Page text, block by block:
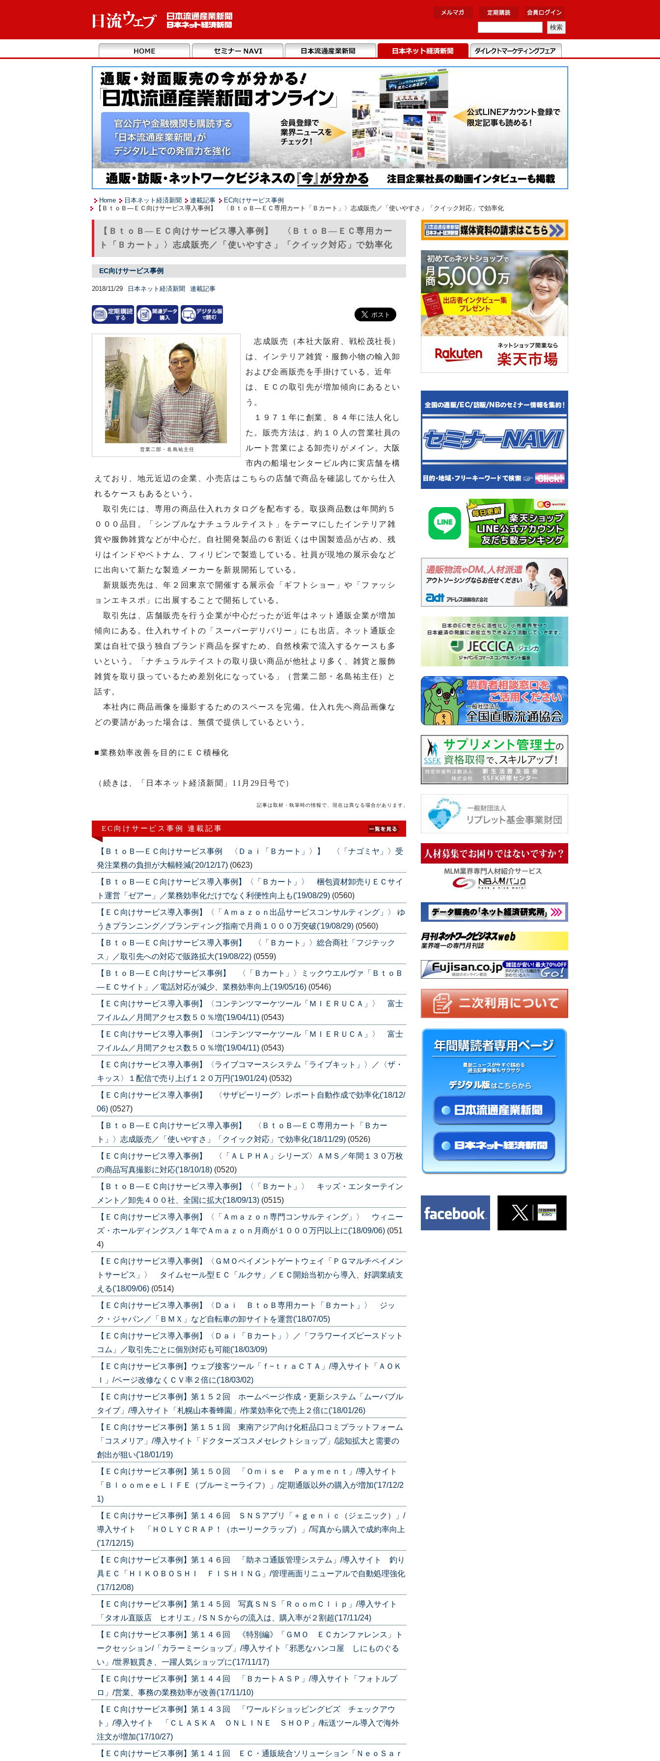
Home 日本ネット経済新聞 連載記事
EC向けサービス事例
【ＢｔｏＢ―ＥＣ向けサービス導入事例】 〈ＢｔｏＢ―ＥＣ専用カート「Ｂカート」〉志成販売／「使いやすさ」「クイック対応」で効率化
【ＢｔｏＢ―ＥＣ向けサービス導入事例】 〈ＢｔｏＢ―ＥＣ専用カー
ト「Ｂカート」〉志成販売／「使いやすさ」「クイック対応」で効率化
EC向けサービス事例
2018/11/29 日本ネット経済新聞 連載記事
営業二部・名島祐主任
志成販売（本社大阪府、戦松茂社長）
は、インテリア雑貨・服飾小物の輸入卸
および企画販売を手掛けている。近年
は、ＥＣの取引先が増加傾向にあるとい
う。
１９７１年に創業、８４年に法人化し
た。販売方法は、約１０人の営業社員の
ルート営業による卸売りがメイン。大阪
市内の船場センタービル内に実店舗を構
えており、地元近辺の企業、小売店はこちらの店舗で商品を確認してから仕入
れるケースもあるという。
取引先には、専用の商品仕入れカタログを配布する。取扱商品数は年間約５
０００品目。「シンプルなナチュラルテイスト」をテーマにしたインテリア雑
貨や服飾雑貨などが中心だ。自社開発製品の６割近くは中国製造品が占め、残
りはインドやベトナム、フィリピンで製造している。社員が現地の展示会など
に出向いて新たな製造メーカーを新規開拓している。
新規販売先は、年２回東京で開催する展示会「ギフトショー」や「ファッシ
ョンエキスポ」に出展することで開拓している。
取引先は、店舗販売を行う企業が中心だったが近年はネット通販企業が増加
傾向にある。仕入れサイトの「スーパーデリバリー」にも出店。ネット通販企
業は自社で扱う独自ブランド商品を探すため、自然検索で流入するケースも多
いという。「ナチュラルテイストの取り扱い商品が他社より多く、雑貨と服飾
雑貨を取り扱っているため差別化になっている」（営業二部・名島祐主任）と
話す。
本社内に商品画像を撮影するためのスペースを完備。仕入れ先へ商品画像な
どの要請があった場合は、無償で提供しているという。
■業務効率改善を目的にＥＣ積極化
（続きは、「日本ネット経済新聞」11月29日号で）
記事は取材・執筆時の情報で、現在は異なる場合があります。
EC向けサービス事例 連載記事
【ＢｔｏＢ―ＥＣ向けサービス事例 〈Ｄａｉ「Ｂカート」〉】 〈「ナゴミヤ」〉受
発注業務の負担が大幅軽減('20/12/17) (0623)
【ＢｔｏＢ―ＥＣ向けサービス導入事例】〈「Ｂカート」〉 梱包資材卸売りＥＣサイ
ト運営「ゼアー」／業務効率化だけでなく利便性向上も('19/08/29) (0560)
【ＥＣ向けサービス導入事例】〈「Ａｍａｚｏｎ出品サービスコンサルティング」〉 ゆ
うきプランニング／ブランディング指南で月商１０００万突破('19/08/29) (0560)
【ＢｔｏＢ―ＥＣ向けサービス導入事例】 〈「Ｂカート」〉総合商社「フジテック
ス」／取引先への対応で販路拡大('19/08/22) (0559)
【ＢｔｏＢ―ＥＣ向けサービス事例】 〈「Ｂカート」〉ミックウエルヴァ「ＢｔｏＢ
―ＥＣサイト」／電話対応が減少、業務効率向上('19/05/16) (0546)
【ＥＣ向けサービス導入事例】〈コンテンツマーケツール「ＭＩＥＲＵＣＡ」〉 富士
フイルム／月間アクセス数５０％増('19/04/11) (0543)
【ＥＣ向けサービス導入事例】〈コンテンツマーケツール「ＭＩＥＲＵＣＡ」〉 富士
フイルム／月間アクセス数５０％増('19/04/11) (0543)
【ＥＣ向けサービス導入事例】〈ライブコマースシステム「ライブキット」〉／〈ザ・
キッス〉１配信で売り上げ１２０万円('19/01/24) (0532)
【ＥＣ向けサービス導入事例】 〈サザビーリーグ〉レポート自動作成で効率化('18/12/
06) (0527)
【ＢｔｏＢ―ＥＣ向けサービス導入事例】 〈ＢｔｏＢ―ＥＣ専用カート「Ｂカー
ト」〉志成販売／「使いやすさ」「クイック対応」で効率化('18/11/29) (0526)
【ＥＣ向けサービス導入事例】 〈「ＡＬＰＨＡ」シリーズ〉ＡＭＳ／年間１３０万枚
の商品写真撮影に対応('18/10/18) (0520)
【ＢｔｏＢ―ＥＣ向けサービス導入事例】〈「Ｂカート」〉 キッズ・エンターテイン
メント／卸先４００社、全国に拡大('18/09/13) (0515)
【ＥＣ向けサービス導入事例】〈「Ａｍａｚｏｎ専門コンサルティング」〉 ウィニー
ズ・ホールディングス／１年でＡｍａｚｏｎ月商が１０００万円以上に('18/09/06) (051
4)
【ＥＣ向けサービス導入事例】〈ＧＭＯペイメントゲートウェイ「ＰＧマルチペイメン
トサービス」〉 タイムセール型ＥＣ「ルクサ」／ＥＣ開始当初から導入、好調業績支
える('18/09/06) (0514)
【ＥＣ向けサービス導入事例】〈Ｄａｉ ＢｔｏＢ専用カート「Ｂカート」〉 ジッ
ク・ジャパン／「ＢＭＸ」など自転車の卸サイトを運営('18/07/05)
【ＥＣ向けサービス導入事例】〈Ｄａｉ「Ｂカート」〉／「フラワーイズピースドット
コム」／取引先ごとに個別対応も可能('18/03/09)
【ＥＣ向けサービス事例】ウェブ接客ツール「ｆ−ｔｒａＣＴＡ」/導入サイト「ＡＯＫ
Ｉ」/ページ改修なくＣＶ率２倍に('18/03/02)
【ＥＣ向けサービス事例】第１５２回 ホームページ作成・更新システム「ムーバブル
タイプ」/導入サイト「札幌山本養蜂園」/作業効率化で売上２倍に('18/01/26)
【ＥＣ向けサービス事例】第１５１回 東南アジア向け化粧品口コミプラットフォーム
「コスメリア」/導入サイト「ドクターズコスメセレクトショップ」/認知拡大と需要の
創出が狙い('18/01/19)
【ＥＣ向けサービス事例】第１５０回 「Ｏｍｉｓｅ Ｐａｙｍｅｎｔ」/導入サイト
「ＢｌｏｏｍｅｅＬＩＦＥ（ブルーミーライフ）」/定期通販以外の購入が増加('17/12/2
1)
【ＥＣ向けサービス事例】第１４６回 ＳＮＳアプリ「＋ｇｅｎｉｃ（ジェニック）」/
導入サイト 「ＨＯＬＹＣＲＡＰ！（ホーリークラップ）」/写真から購入で成約率向上
('17/12/15)
【ＥＣ向けサービス事例】第１４６回 「助ネコ通販管理システム」/導入サイト 釣り
具ＥＣ「ＨＩＫＯＢＯＳＨＩ ＦＩＳＨＩＮＧ」/管理画面リニューアルで自動処理強化
('17/12/08)
【ＥＣ向けサービス事例】第１４５回 写真ＳＮＳ「ＲｏｏｍＣｌｉｐ」/導入サイト
「タオル直販店 ヒオリエ」/ＳＮＳからの流入は、購入率が２割超('17/11/24)
【ＥＣ向けサービス事例】第１４６回 《特別編》「ＧＭＯ ＥＣカンファレンス」ト
ークセッション/「カラーミーショップ」/導入サイト「邪悪なハンコ屋 しにものぐる
い」/世界観貫き、一躍人気ショップに('17/11/17)
【ＥＣ向けサービス事例】第１４４回 「ＢカートＡＳＰ」/導入サイト「フォトルプ
ロ」/営業、事務の業務効率が改善('17/11/10)
【ＥＣ向けサービス事例】第１４３回 「ワールドショッピングビズ チェックアウ
ト」/導入サイト 「ＣＬＡＳＫＡ ＯＮＬＩＮＥ ＳＨＯＰ」/転送ツール導入で海外
注文が増加('17/10/27)
【ＥＣ向けサービス事例】第１４１回 ＥＣ・通販統合ソリューション「ＮｅｏＳａｒ